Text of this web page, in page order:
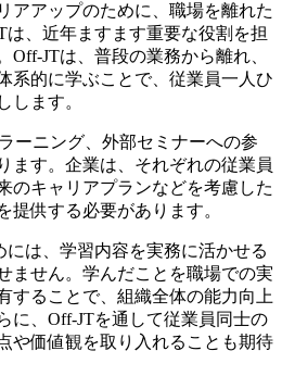
アアップのために、職場を離れた
、近年ますます重要な役割を担
Off-JTは、普段の業務から離れ、
系的に学ぶことで、従業員一人ひ
します。
ーニング、外部セミナーへの参
ます。企業は、それぞれの従業員
のキャリアプランなどを考慮した
提供する必要があります。
は、 学習内容を実務に活かせる
ません。学んだことを職場での実
することで、組織全体の能力向上
に、Off-JTを通して従業員同士の
や価値観を取り入れることも期待